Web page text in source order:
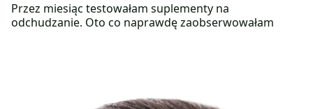
Przez miesiąc testowałam suplementy na
odchudzanie. Oto co naprawdę zaobserwowałam